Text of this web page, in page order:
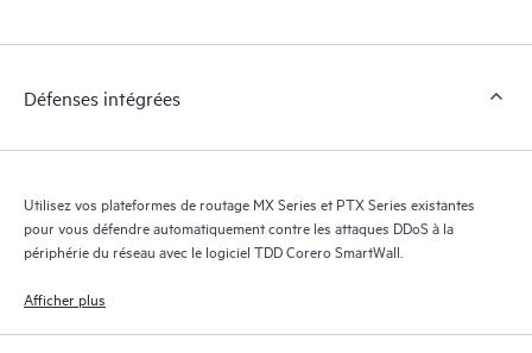
Défenses intégrées
Utilisez vos plateformes de routage MX Series et PTX Series existantes
pour vous défendre automatiquement contre les attaques DDoS à la
périphérie du réseau avec le logiciel TDD Corero SmartWall.
Afficher plus